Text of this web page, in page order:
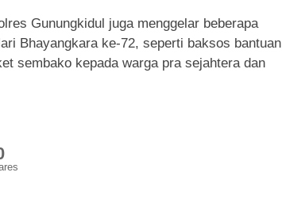
Gunungkidul juga menggelar beberapa
Bhayangkara ke-72, seperti baksos bantuan
sembako kepada warga pra sejahtera dan